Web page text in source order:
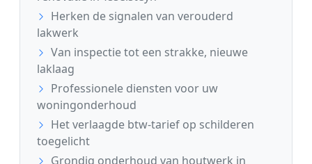
Herken de signalen van verouderd
lakwerk
Van inspectie tot een strakke, nieuwe
laklaag
Professionele diensten voor uw
woningonderhoud
Het verlaagde btw-tarief op schilderen
toegelicht
Grondig onderhoud van houtwerk in